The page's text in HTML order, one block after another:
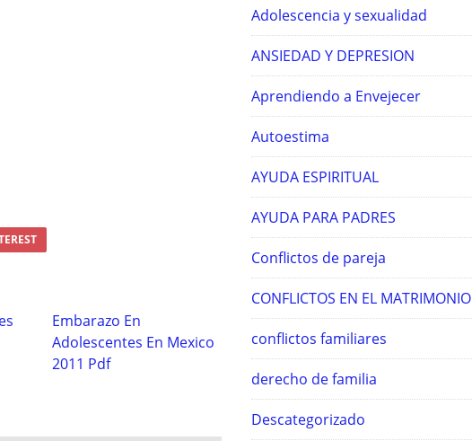
Embarazo En
Adolescentes En Mexico
2011 Pdf
Adolescencia y sexualidad
ANSIEDAD Y DEPRESION
Aprendiendo a Envejecer
Autoestima
AYUDA ESPIRITUAL
AYUDA PARA PADRES
Conflictos de pareja
CONFLICTOS EN EL MATRIMONIO
conflictos familiares
derecho de familia
Descategorizado